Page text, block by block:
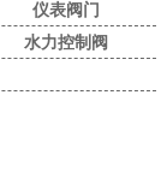
仪表阀门
水力控制阀